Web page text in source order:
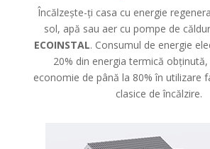
Încălzește-ți casa cu energie
sol, apă sau aer cu pompe de
ECOINSTAL. Consumul de energie
20% din energia termică
economie de până la 80% în utilizare
clasice de încălzire.